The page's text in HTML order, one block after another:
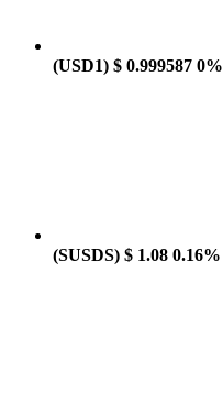
(USD1) $ 0.999587 0%
(SUSDS) $ 1.08 0.16%